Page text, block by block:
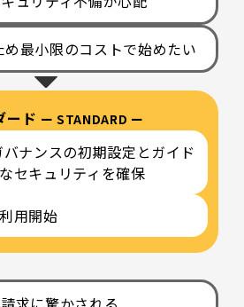
最小限のコストで始めたい
ード ー STANDARD ー
ナンスの初期設定とガイド
セキュリティを確保
用開始